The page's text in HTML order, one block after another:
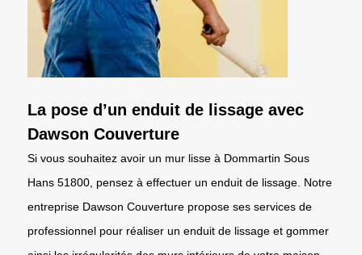
La pose d’un enduit de lissage avec
Dawson Couverture
Si vous souhaitez avoir un mur lisse à Dommartin Sous
Hans 51800, pensez à effectuer un enduit de lissage. Notre
entreprise Dawson Couverture propose ses services de
professionnel pour réaliser un enduit de lissage et gommer